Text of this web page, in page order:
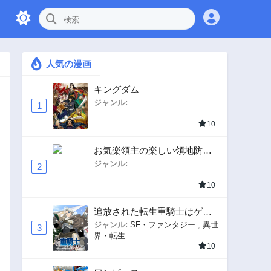
人気の漫画
1
キングダム
ジャンル:
10
2
お気楽領主の楽しい領地防衛
〜生産系魔術で名もなき村を
ジャンル:
10
3
追放された転生重騎士はゲー
ム知識で無双する
ジャンル: SF・ファンタジー
異世
界・転生
10